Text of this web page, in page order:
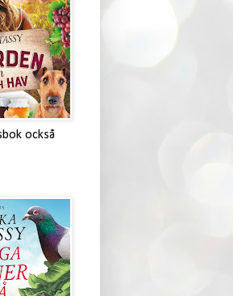
också